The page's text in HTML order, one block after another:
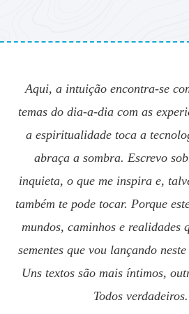
Aqui, a intuição encontra-se
temas do dia-a-dia com as
a espiritualidade toca a
abraça a sombra. Escrevo
inquieta, o que me inspira e,
também te pode tocar. Porque
mundos, caminhos e realidades
sementes que vou lançando
Uns textos são mais íntimos,
Todos verdadeiros.